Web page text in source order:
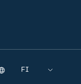
Selecting
Kieli